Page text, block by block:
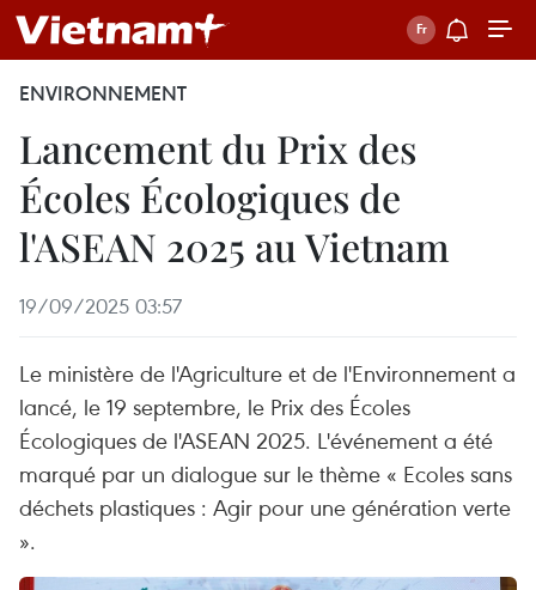
ENVIRONNEMENT
Lancement du Prix des
Écoles Écologiques de
l'ASEAN 2025 au Vietnam
19/09/2025 03:57
Le ministère de l'Agriculture et de l'Environnement a
lancé, le 19 septembre, le Prix des Écoles
Écologiques de l'ASEAN 2025. L'événement a été
marqué par un dialogue sur le thème « Ecoles sans
déchets plastiques : Agir pour une génération verte
».